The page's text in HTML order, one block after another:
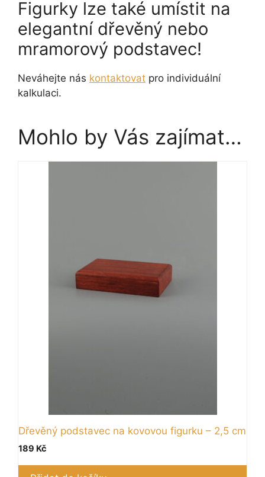
Figurky lze také umístit na
elegantní dřevěný nebo
mramorový podstavec!
Neváhejte nás kontaktovat pro individuální
kalkulaci.
Mohlo by Vás zajímat…
Dřevěný podstavec na kovovou figurku – 2,5 cm
189 Kč